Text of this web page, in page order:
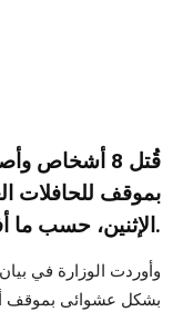
بموقف للحافلات
الإثنين، حسب ما أفادت به وزارة الداخلية.
وأوردت الوزارة في